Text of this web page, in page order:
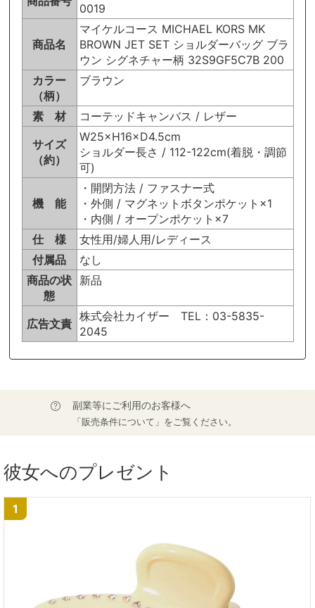
0019
商品名
マイケルコース MICHAEL KORS MK
BROWN JET SET ショルダーバッグ ブラ
ウン シグネチャー柄 32S9GF5C7B 200
カラー
（柄）
ブラウン
素 材
コーテッドキャンバス / レザー
サイズ
（約）
W25×H16×D4.5cm
ショルダー長さ / 112-122cm(着脱・調節
可)
機 能
・開閉方法 / ファスナー式
・外側 / マグネットボタンポケット×1
・内側 / オープンポケット×7
仕 様
女性用/婦人用/レディース
付属品
なし
商品の状
態
新品
広告文責
株式会社カイザー TEL：03-5835-
2045
副業等にご利用のお客様へ
「販売条件について」をご覧ください。
彼女へのプレゼント
1